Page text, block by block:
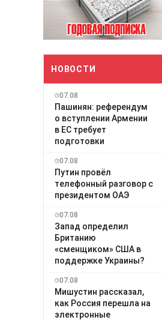
НОВОСТИ
07.08
Пашинян: референдум
о вступлении Армении
в ЕС требует
подготовки
07.08
Путин провёл
телефонный разговор с
президентом ОАЭ
07.08
Запад определил
Британию
«сменщиком» США в
поддержке Украины?
07.08
Мишустин рассказал,
как Россия перешла на
электронные